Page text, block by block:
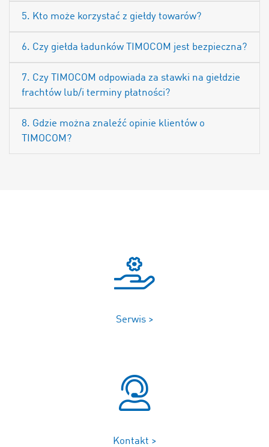
5. Kto może korzystać z giełdy towarów?
6. Czy giełda ładunków TIMOCOM jest bezpieczna?
7. Czy TIMOCOM odpowiada za stawki na giełdzie
frachtów lub/i terminy płatności?
8. Gdzie można znaleźć opinie klientów o
TIMOCOM?
Serwis >
Kontakt >